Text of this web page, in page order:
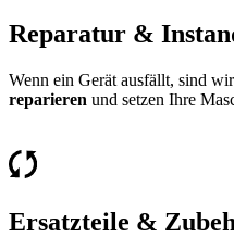
Reparatur &
Wenn ein Gerät ausfällt, sind
reparieren und setzen Ihre
Ersatzteile &